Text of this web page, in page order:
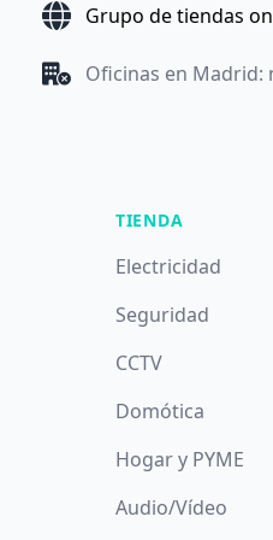
Grupo de tiendas
Oficinas en Madrid:
TIENDA
Electricidad
Seguridad
CCTV
Domótica
Hogar y PYME
Audio/Vídeo